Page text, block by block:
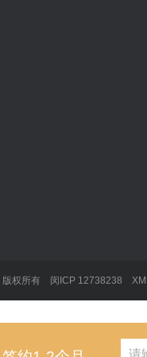
版权所有 闵ICP 12738238